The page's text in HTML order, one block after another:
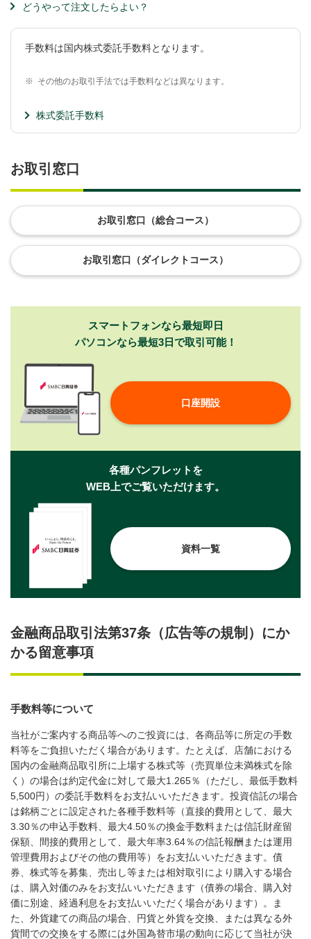
どうやって注文したらよい？
手数料は国内株式委託手数料となります。
※ その他のお取引手法では手数料などは異なります。
株式委託手数料
お取引窓口
お取引窓口（総合コース）
お取引窓口（ダイレクトコース）
スマートフォンなら最短即日
パソコンなら最短3日で取引可能！
口座開設
各種パンフレットを
WEB上でご覧いただけます。
資料一覧
金融商品取引法第37条（広告等の規制）にか
かる留意事項
手数料等について
当社がご案内する商品等へのご投資には、各商品等に所定の手数
料等をご負担いただく場合があります。たとえば、店舗における
国内の金融商品取引所に上場する株式等（売買単位未満株式を除
く）の場合は約定代金に対して最大1.265％（ただし、最低手数料
5,500円）の委託手数料をお支払いいただきます。投資信託の場合
は銘柄ごとに設定された各種手数料等（直接的費用として、最大
3.30％の申込手数料、最大4.50％の換金手数料または信託財産留
保額、間接的費用として、最大年率3.64％の信託報酬または運用
管理費用およびその他の費用等）をお支払いいただきます。債
券、株式等を募集、売出し等または相対取引により購入する場合
は、購入対価のみをお支払いいただきます（債券の場合、購入対
価に別途、経過利息をお支払いいただく場合があります）。ま
た、外貨建ての商品の場合、円貨と外貨を交換、または異なる外
貨間での交換をする際には外国為替市場の動向に応じて当社が決